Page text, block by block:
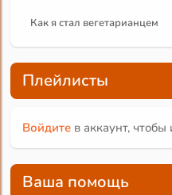
Как я стал вегетарианцем
Плейлисты
Войдите в аккаунт,
Ваша помощь